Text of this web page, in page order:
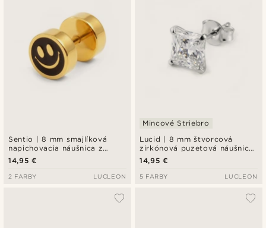
Sentio | 8 mm smajlíková
napichovacia náušnica z
chirurgickej ocele
14,95 €
2 FARBY LUCLEON
Lucid | 8 mm štvorcová
zirkónová puzetová náušnica
z mincového striebra 925
Mincové Striebro
14,95 €
5 FARBY LUCLEON